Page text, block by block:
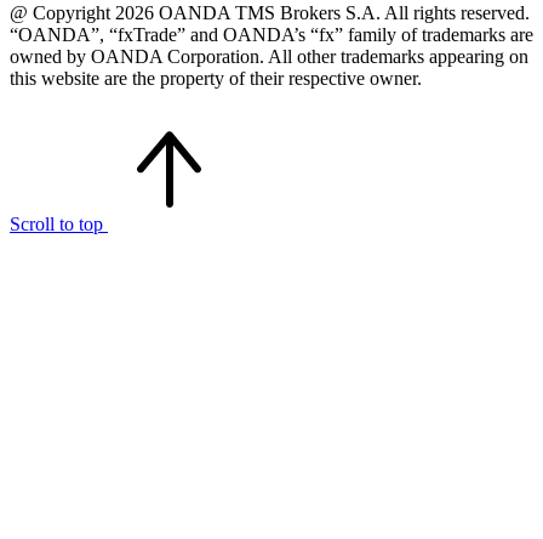
@ Copyright 2026 OANDA TMS Brokers S.A. All rights reserved.
“OANDA”, “fxTrade” and OANDA’s “fx” family of trademarks are
owned by OANDA Corporation. All other trademarks appearing on
this website are the property of their respective owner.
Scroll to top